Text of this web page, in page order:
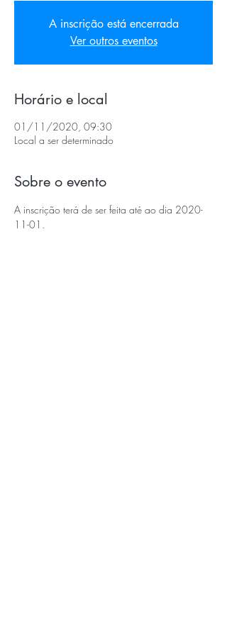
A inscrição está encerrada
Ver outros eventos
Horário e local
01/11/2020, 09:30
Local a ser determinado
Sobre o evento
A inscrição terá de ser feita até ao dia 2020-
11-01.